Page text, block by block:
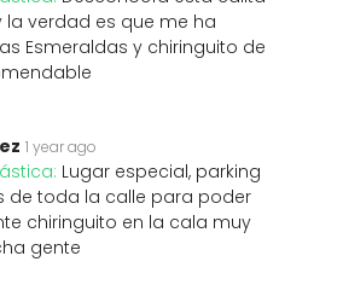
la verdad es que me ha
Esmeraldas y chiringuito de
1 year ago
Lugar especial, parking
de toda la calle para poder
chiringuito en la cala muy
gente